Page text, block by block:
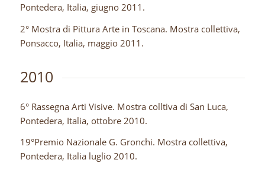
Pontedera, Italia, giugno 2011.
2° Mostra di Pittura Arte in Toscana. Mostra collettiva,
Ponsacco, Italia, maggio 2011.
2010
6° Rassegna Arti Visive. Mostra colltiva di San Luca,
Pontedera, Italia, ottobre 2010.
19°Premio Nazionale G. Gronchi. Mostra collettiva,
Pontedera, Italia luglio 2010.